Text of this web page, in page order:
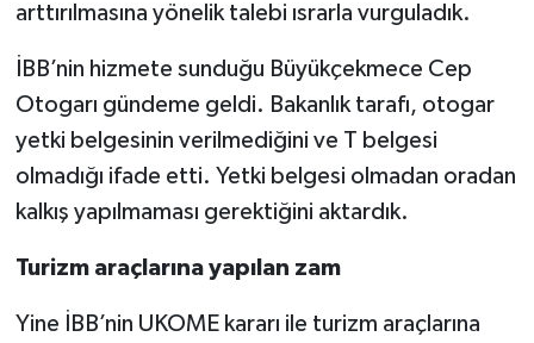
arttırılmasına yönelik talebi ısrarla vurguladık.
İBB’nin hizmete sunduğu Büyükçekmece Cep
Otogarı gündeme geldi. Bakanlık tarafı, otogar
yetki belgesinin verilmediğini ve T belgesi
olmadığı ifade etti. Yetki belgesi olmadan oradan
kalkış yapılmaması gerektiğini aktardık.
Turizm araçlarına yapılan zam
Yine İBB’nin UKOME kararı ile turizm araçlarına